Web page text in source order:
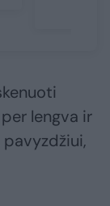
lengva ir